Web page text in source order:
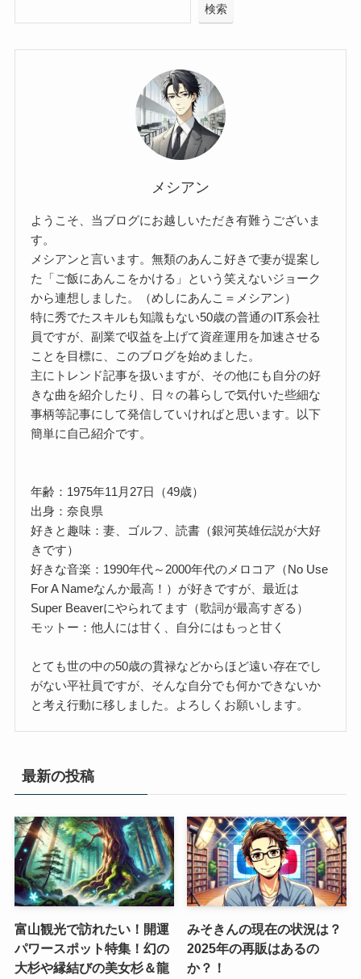
検索
メシアン
ようこそ、当ブログにお越しいただき有難うございま
す。
メシアンと言います。無類のあんこ好きで妻が提案し
た「ご飯にあんこをかける」という笑えないジョーク
から連想しました。（めしにあんこ＝メシアン）
特に秀でたスキルも知識もない50歳の普通のIT系会社
員ですが、副業で収益を上げて資産運用を加速させる
ことを目標に、このブログを始めました。
主にトレンド記事を扱いますが、その他にも自分の好
きな曲を紹介したり、日々の暮らしで気付いた些細な
事柄等記事にして発信していければと思います。以下
簡単に自己紹介です。
年齢：1975年11月27日（49歳）
出身：奈良県
好きと趣味：妻、ゴルフ、読書（銀河英雄伝説が大好
きです）
好きな音楽：1990年代～2000年代のメロコア（No Use
For A Nameなんか最高！）が好きですが、最近は
Super Beaverにやられてます（歌詞が最高すぎる）
モットー：他人には甘く、自分にはもっと甘く
とても世の中の50歳の貫禄などからほど遠い存在でし
がない平社員ですが、そんな自分でも何かできないか
と考え行動に移しました。よろしくお願いします。
最新の投稿
富山観光で訪れたい！開運
パワースポット特集！幻の
大杉や縁結びの美女杉＆龍
みそきんの現在の状況は？
2025年の再販はあるの
か？！